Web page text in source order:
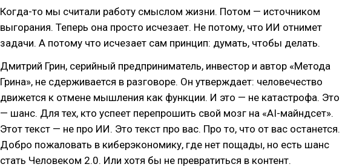
Когда-то мы считали работу смыслом жизни. Потом — источником
выгорания. Теперь она просто исчезает. Не потому, что ИИ отнимет
задачи. А потому что исчезает сам принцип: думать, чтобы делать.
Дмитрий Грин, серийный предприниматель, инвестор и автор «Метода
Грина», не сдерживается в разговоре. Он утверждает: человечество
движется к отмене мышления как функции. И это — не катастрофа. Это
— шанс. Для тех, кто успеет перепрошить свой мозг на «AI-майндсет».
Этот текст — не про ИИ. Это текст про вас. Про то, что от вас останется.
Добро пожаловать в киберэкономику, где нет пощады, но есть шанс
стать Человеком 2.0. Или хотя бы не превратиться в контент.